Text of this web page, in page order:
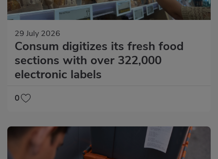
29 July 2026
Consum digitizes its fresh food
sections with over 322,000
electronic labels
0